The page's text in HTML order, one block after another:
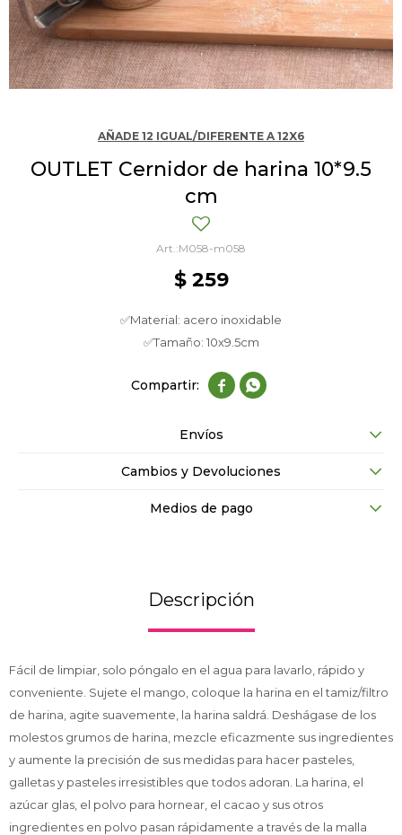
AÑADE 12 IGUAL/DIFERENTE A 12X6
OUTLET Cernidor de harina 10*9.5
cm
M058-m058
$ 259
✅Material: acero inoxidable
✅Tamaño: 10x9.5cm
 
Envíos
Cambios y Devoluciones
Medios de pago
Descripción
Fácil de limpiar, solo póngalo en el agua para lavarlo, rápido y
conveniente. Sujete el mango, coloque la harina en el tamiz/filtro
de harina, agite suavemente, la harina saldrá. Deshágase de los
molestos grumos de harina, mezcle eficazmente sus ingredientes
y aumente la precisión de sus medidas para hacer pasteles,
galletas y pasteles irresistibles que todos adoran. La harina, el
azúcar glas, el polvo para hornear, el cacao y sus otros
ingredientes en polvo pasan rápidamente a través de la malla